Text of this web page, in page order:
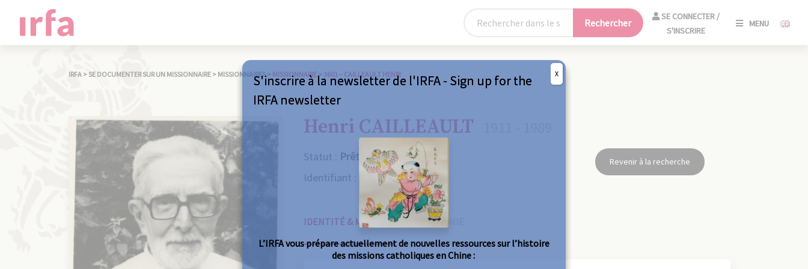
Rechercher
SE CONNECTER /
S'INSCRIRE
MENU
IRFA >SE DOCUMENTER SUR UN MISSIONNAIRE > MISSIONNAIRES > MISSIONNAIRE> 3601 – CAILLEAULT HENRI
Henri CAILLEAULT
Statut : Prêtre
Identifiant : 3601
Revenir à la recherche
IDENTITÉ & MISSIONS BIOGRAPHIE
S'inscrire à la newsletter de l'IRFA - Sign up for the
IRFA newsletter
L’IRFA vous prépare actuellement de nouvelles ressources sur l’histoire
des missions catholiques en Chine :
X